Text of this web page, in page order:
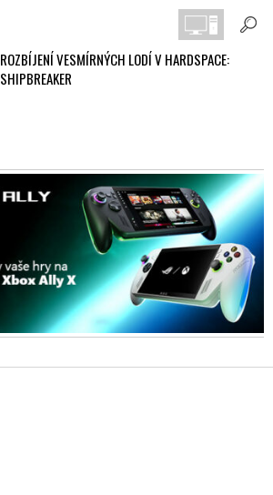
ROZBÍJENÍ VESMÍRNÝCH LODÍ V HARDSPACE:
SHIPBREAKER